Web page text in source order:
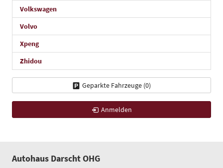
Volkswagen
Volvo
Xpeng
Zhidou
Geparkte Fahrzeuge (0)
Anmelden
Autohaus Darscht OHG